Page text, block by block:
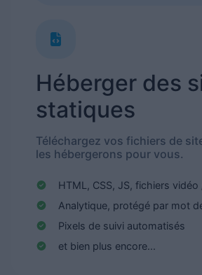
Héberger des
statiques
Téléchargez vos fichiers de
les hébergerons pour vous.
HTML, CSS, JS, fichiers vidéo
Analytique, protégé par mot
Pixels de suivi automatisés
et bien plus encore...